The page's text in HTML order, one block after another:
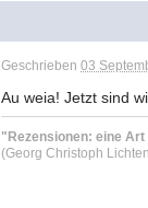
Geschrieben03
Au weia! Jetzt sind
"Rezensionen: eine
(Georg Christoph